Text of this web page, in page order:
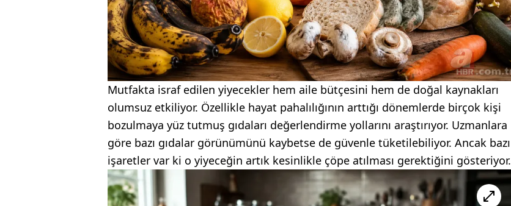
Mutfakta israf edilen yiyecekler hem aile bütçesini hem de doğal kaynakları
olumsuz etkiliyor. Özellikle hayat pahalılığının arttığı dönemlerde birçok kişi
bozulmaya yüz tutmuş gıdaları değerlendirme yollarını araştırıyor. Uzmanlara
göre bazı gıdalar görünümünü kaybetse de güvenle tüketilebiliyor. Ancak bazı
işaretler var ki o yiyeceğin artık kesinlikle çöpe atılması gerektiğini gösteriyor.